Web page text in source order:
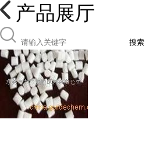
产品展厅
搜索